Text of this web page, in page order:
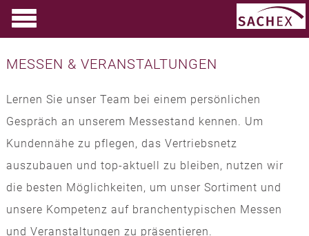
MESSEN & VERANSTALTUNGEN
Lernen Sie unser Team bei einem persönlichen
Gespräch an unserem Messestand kennen. Um
Kundennähe zu pflegen, das Vertriebsnetz
auszubauen und top-aktuell zu bleiben, nutzen wir
die besten Möglichkeiten, um unser Sortiment und
unsere Kompetenz auf branchentypischen Messen
und Veranstaltungen zu präsentieren.